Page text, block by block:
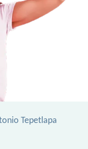
Tepetlapa